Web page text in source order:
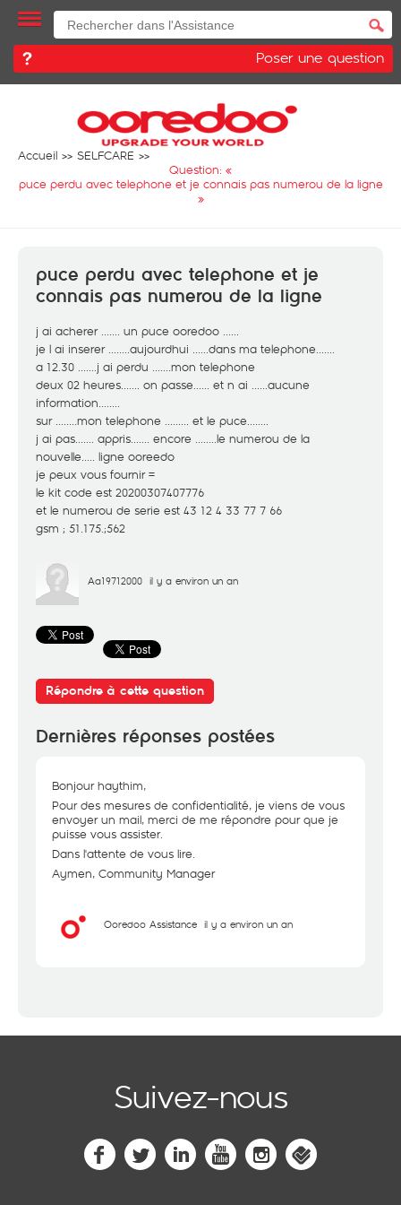
Poser une question
Accueil
SELFCARE
Question: «
puce perdu avec telephone et je connais pas numerou de la ligne
»
puce perdu avec telephone et je
connais pas numerou de la ligne
j ai acherer ....... un puce ooredoo ......
je l ai inserer ........aujourdhui ......dans ma telephone.......
a 12.30 .......j ai perdu .......mon telephone
deux 02 heures....... on passe...... et n ai ......aucune
information........
sur ........mon telephone ......... et le puce........
j ai pas....... appris....... encore ........le numerou de la
nouvelle..... ligne ooreedo
je peux vous fournir =
le kit code est 20200307407776
et le numerou de serie est 43 12 4 33 77 7 66
gsm ; 51.175.;562
Aa19712000 il y a environ un an
Répondre à cette question
Dernières réponses postées
Bonjour haythim,
Pour des mesures de confidentialité, je viens de vous
envoyer un mail, merci de me répondre pour que je
puisse vous assister.
Dans l'attente de vous lire.
Aymen, Community Manager
Ooredoo Assistance il y a environ un an
Suivez-nous